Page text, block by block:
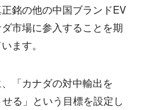
銘の他の中国ブランドEV
市場に参入することを期
ます。
「カナダの対中輸出を
る」という目標を設定し